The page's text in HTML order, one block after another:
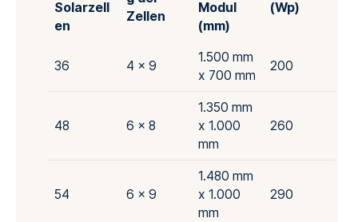
Solarzell
en
Zellen
Modul
(mm)
(Wp)
36 4 x 9
1.500 mm
x 700 mm
200
48 6 x 8
1.350 mm
x 1.000
mm
260
54 6 x 9
1.480 mm
x 1.000
mm
290